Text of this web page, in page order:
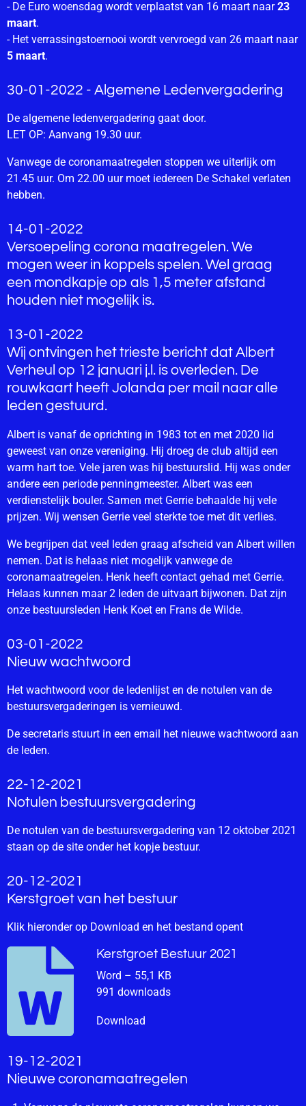
- De Euro woensdag wordt verplaatst van 16 maart naar23
maart.
- Het verrassingstoernooi wordt vervroegd van 26 maart naar
5 maart.
30-01-2022 - Algemene Ledenvergadering
De algemene ledenvergadering gaat door.
LET OP: Aanvang 19.30 uur.
Vanwege de coronamaatregelen stoppen we uiterlijk om
21.45 uur. Om 22.00 uur moet iedereen De Schakel verlaten
hebben.
14-01-2022
Versoepeling corona maatregelen. We
mogen weer in koppels spelen. Wel graag
een mondkapje op als 1,5 meter afstand
houden niet mogelijk is.
13-01-2022
Wij ontvingen het trieste bericht dat Albert
Verheul op 12 januari j.l. is overleden. De
rouwkaart heeft Jolanda per mail naar alle
leden gestuurd.
Albert is vanaf de oprichting in 1983 tot en met 2020 lid
geweest van onze vereniging. Hij droeg de club altijd een
warm hart toe. Vele jaren was hij bestuurslid. Hij was onder
andere een periode penningmeester. Albert was een
verdienstelijk bouler. Samen met Gerrie behaalde hij vele
prijzen. Wij wensen Gerrie veel sterkte toe met dit verlies.
We begrijpen dat veel leden graag afscheid van Albert willen
nemen. Dat is helaas niet mogelijk vanwege de
coronamaatregelen. Henk heeft contact gehad met Gerrie.
Helaas kunnen maar 2 leden de uitvaart bijwonen. Dat zijn
onze bestuursleden Henk Koet en Frans de Wilde.
03-01-2022
Nieuw wachtwoord
Het wachtwoord voor de ledenlijst en de notulen van de
bestuursvergaderingen is vernieuwd.
De secretaris stuurt in een email het nieuwe wachtwoord aan
de leden.
22-12-2021
Notulen bestuursvergadering
De notulen van de bestuursvergadering van 12 oktober 2021
staan op de site onder het kopje bestuur.
20-12-2021
Kerstgroet van het bestuur
Klik hieronder op Download en het bestand opent
Kerstgroet Bestuur 2021
Word – 55,1 KB
991 downloads
Download
19-12-2021
Nieuwe coronamaatregelen